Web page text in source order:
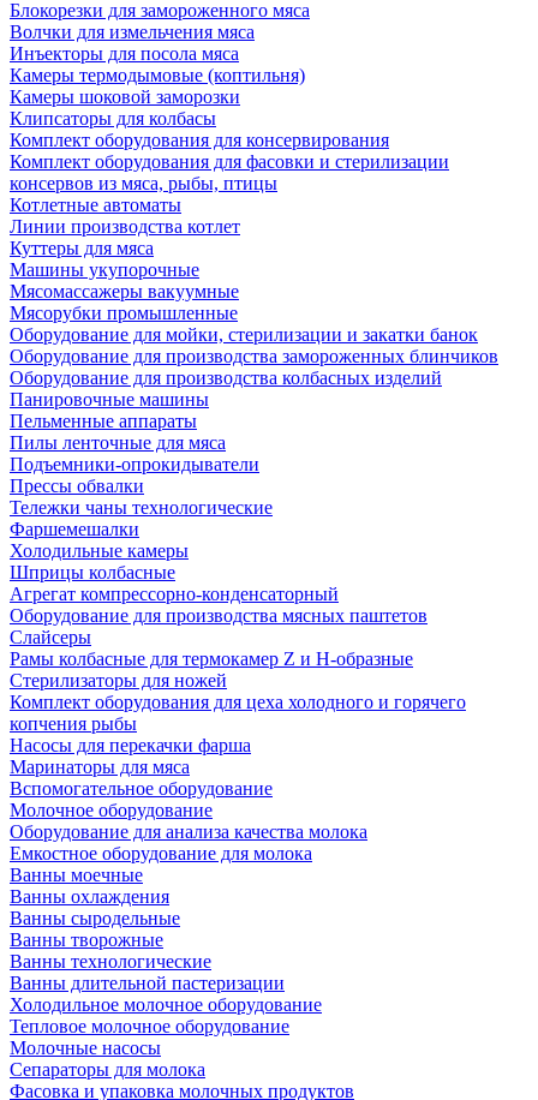
Блокорезки для замороженного мяса
Волчки для измельчения мяса
Инъекторы для посола мяса
Камеры термодымовые (коптильня)
Камеры шоковой заморозки
Клипсаторы для колбасы
Комплект оборудования для консервирования
Комплект оборудования для фасовки и стерилизации
консервов из мяса, рыбы, птицы
Котлетные автоматы
Линии производства котлет
Куттеры для мяса
Машины укупорочные
Мясомассажеры вакуумные
Мясорубки промышленные
Оборудование для мойки, стерилизации и закатки банок
Оборудование для производства замороженных блинчиков
Оборудование для производства колбасных изделий
Панировочные машины
Пельменные аппараты
Пилы ленточные для мяса
Подъемники-опрокидыватели
Прессы обвалки
Тележки чаны технологические
Фаршемешалки
Холодильные камеры
Шприцы колбасные
Агрегат компрессорно-конденсаторный
Оборудование для производства мясных паштетов
Слайсеры
Рамы колбасные для термокамер Z и H-образные
Стерилизаторы для ножей
Комплект оборудования для цеха холодного и горячего
копчения рыбы
Насосы для перекачки фарша
Маринаторы для мяса
Вспомогательное оборудование
Молочное оборудование
Оборудование для анализа качества молока
Емкостное оборудование для молока
Ванны моечные
Ванны охлаждения
Ванны сыродельные
Ванны творожные
Ванны технологические
Ванны длительной пастеризации
Холодильное молочное оборудование
Тепловое молочное оборудование
Молочные насосы
Сепараторы для молока
Фасовка и упаковка молочных продуктов